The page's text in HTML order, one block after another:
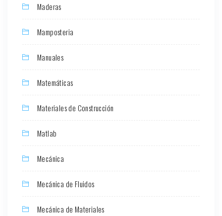
Maderas
Mamposteria
Manuales
Matemáticas
Materiales de Construcción
Matlab
Mecánica
Mecánica de Fluidos
Mecánica de Materiales